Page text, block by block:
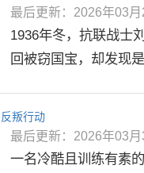
最后更新：2026年03月
1936年冬，抗联战士
回被窃国宝，却发现
反叛行动
最后更新：2026年03月
一名冷酷且训练有素